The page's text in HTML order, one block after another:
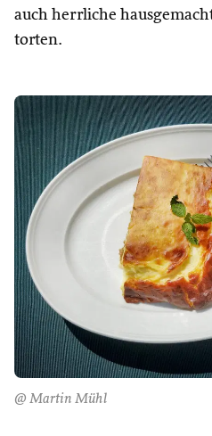
auch herrliche
torten.
@ Martin Mühl